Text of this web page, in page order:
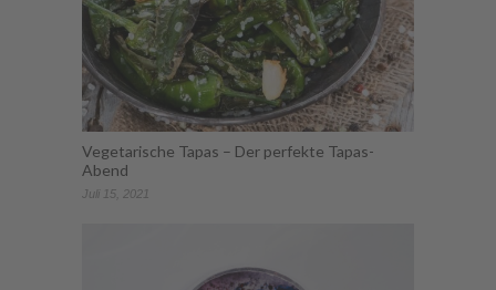
Vegetarische Tapas – Der perfekte Tapas-
Abend
Juli 15, 2021